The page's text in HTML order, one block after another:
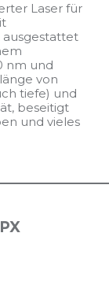
Laser für
ausgestattet
nm und
von
tiefe) und
beseitigt
und vieles